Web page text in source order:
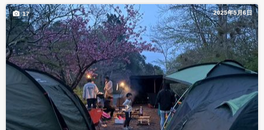
2025年5月6日
17